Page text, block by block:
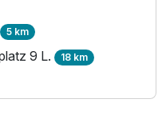
5 km
9 L. 18 km